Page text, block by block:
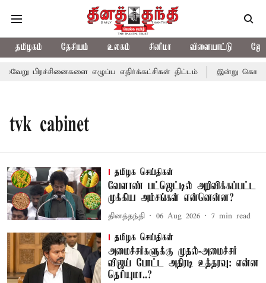
தமிழகம் தேசியம் உலகம் சினிமா விளையாட்டு
பிரச்சினைகளை எழுப்ப எதிர்க்கட்சிகள் திட்டம் இன்று
tvk cabinet
தமிழக செய்திகள்
வேளாண் பட்ஜெட்டில் அறிவிக்கப்பட்ட
முக்கிய அம்சங்கள் என்னென்ன?
தினத்தந்தி 06 Aug 2026 7 min read
தமிழக செய்திகள்
அமைச்சர்களுக்கு முதல்-அமைச்சர்
விஜய் போட்ட அதிரடி உத்தரவு: என்ன
தெரியுமா..?